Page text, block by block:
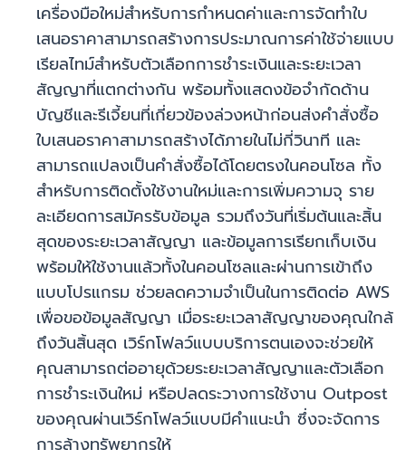
เครื่องมือใหม่สำหรับการกำหนดค่าและการจัดทำใบ
เสนอราคาสามารถสร้างการประมาณการค่าใช้จ่ายแบบ
เรียลไทม์สำหรับตัวเลือกการชำระเงินและระยะเวลา
สัญญาที่แตกต่างกัน พร้อมทั้งแสดงข้อจำกัดด้าน
บัญชีและรีเจี้ยนที่เกี่ยวข้องล่วงหน้าก่อนส่งคำสั่งซื้อ
ใบเสนอราคาสามารถสร้างได้ภายในไม่กี่วินาที และ
สามารถแปลงเป็นคำสั่งซื้อได้โดยตรงในคอนโซล ทั้ง
สำหรับการติดตั้งใช้งานใหม่และการเพิ่มความจุ ราย
ละเอียดการสมัครรับข้อมูล รวมถึงวันที่เริ่มต้นและสิ้น
สุดของระยะเวลาสัญญา และข้อมูลการเรียกเก็บเงิน
พร้อมให้ใช้งานแล้วทั้งในคอนโซลและผ่านการเข้าถึง
แบบโปรแกรม ช่วยลดความจำเป็นในการติดต่อ AWS
เพื่อขอข้อมูลสัญญา เมื่อระยะเวลาสัญญาของคุณใกล้
ถึงวันสิ้นสุด เวิร์กโฟลว์แบบบริการตนเองจะช่วยให้
คุณสามารถต่ออายุด้วยระยะเวลาสัญญาและตัวเลือก
การชำระเงินใหม่ หรือปลดระวางการใช้งาน Outpost
ของคุณผ่านเวิร์กโฟลว์แบบมีคำแนะนำ ซึ่งจะจัดการ
การล้างทรัพยากรให้